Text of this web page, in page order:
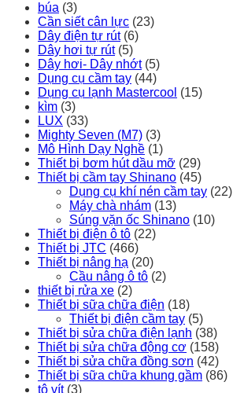
búa (3)
Cần siết cân lực (23)
Dây điện tự rút (6)
Dây hơi tự rút (5)
Dây hơi- Dây nhớt (5)
Dụng cụ cầm tay (44)
Dụng cụ lạnh Mastercool (15)
kìm (3)
LUX (33)
Mighty Seven (M7) (3)
Mô Hình Dạy Nghề (1)
Thiết bị bơm hút dầu mỡ (29)
Thiết bị cầm tay Shinano (45)
Dụng cụ khí nén cầm tay (22)
Máy chà nhám (13)
Súng vặn ốc Shinano (10)
Thiết bị điện ô tô (22)
Thiết bị JTC (466)
Thiết bị nâng hạ (20)
Cầu nâng ô tô (2)
thiết bị rửa xe (2)
Thiết bị sữa chữa điện (18)
Thiết bị điện cầm tay (5)
Thiết bị sửa chữa điện lạnh (38)
Thiết bị sửa chữa động cơ (158)
Thiết bị sửa chữa đồng sơn (42)
Thiết bị sữa chữa khung gầm (86)
tô vít (3)